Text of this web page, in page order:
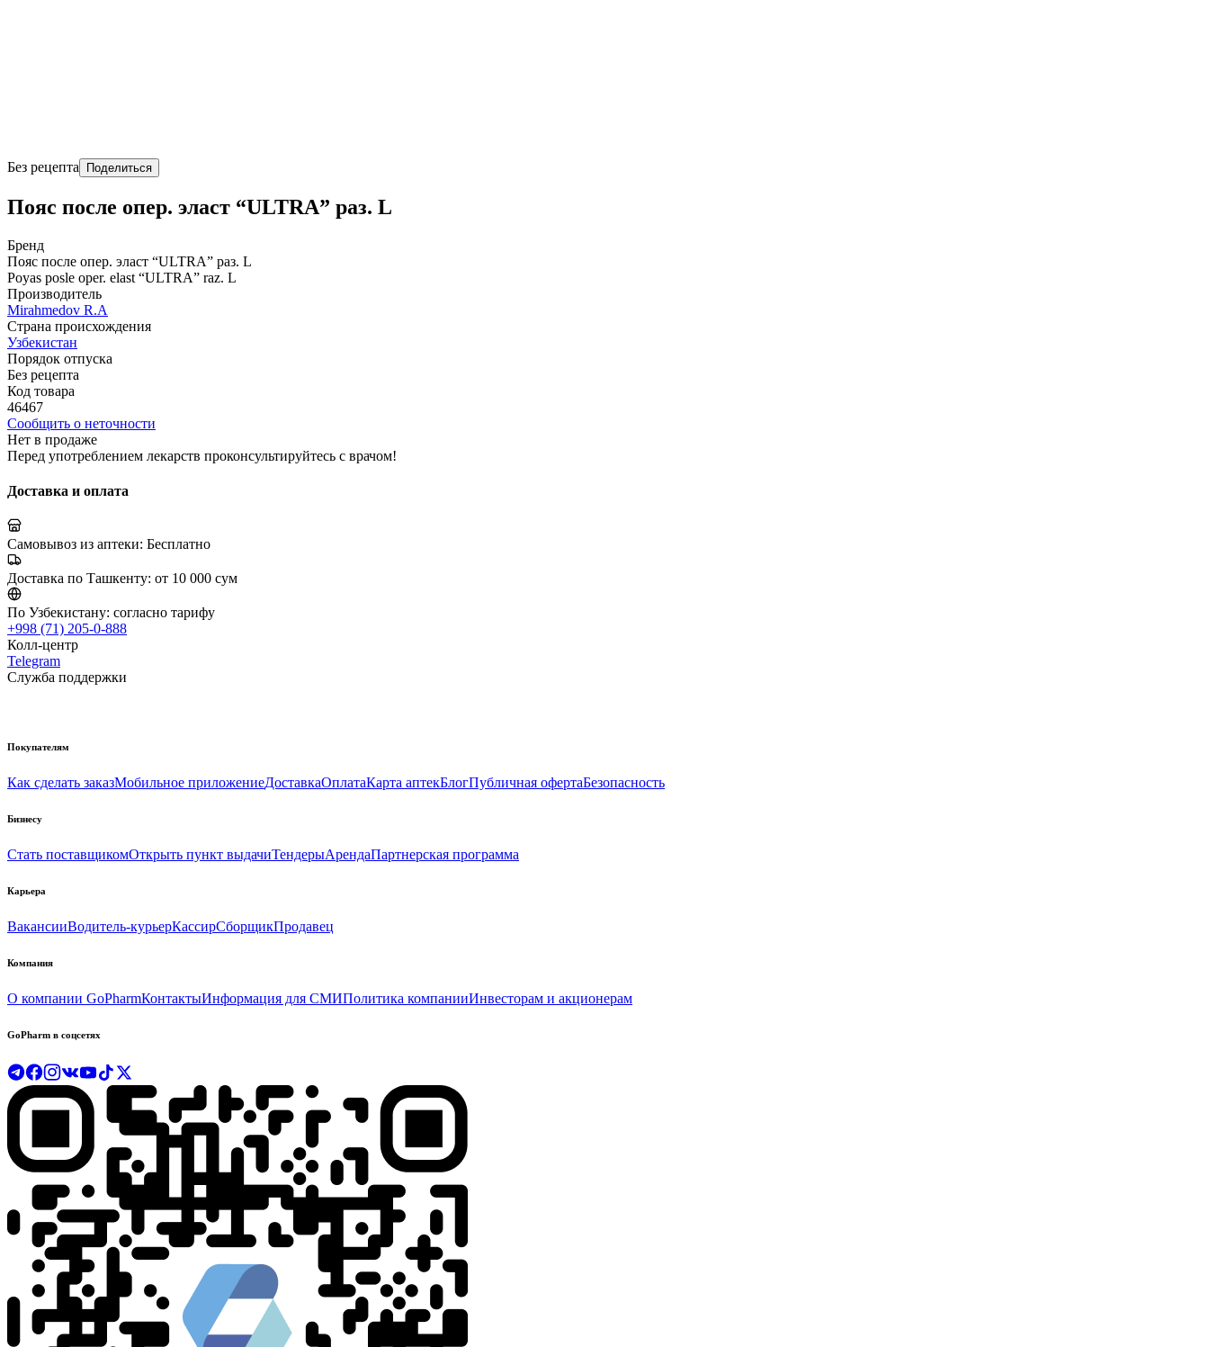
Без рецепта Поделиться
Пояс после опер. эласт “ULTRA” раз. L
Бренд
Пояс после опер. эласт “ULTRA” раз. L
Poyas posle oper. elast “ULTRA” raz. L
Производитель
Mirahmedov R.A
Страна происхождения
Узбекистан
Порядок отпуска
Без рецепта
Код товара
46467
Сообщить о неточности
Нет в продаже
Перед употреблением лекарств проконсультируйтесь с врачом!
Доставка и оплата
Самовывоз из аптеки: Бесплатно
Доставка по Ташкенту: от 10 000 сум
По Узбекистану: согласно тарифу
+998 (71) 205-0-888
Колл-центр
Telegram
Служба поддержки
Покупателям
Как сделать заказМобильное приложениеДоставкаОплатаКарта аптекБлогПубличная офертаБезопасность
Бизнесу
Стать поставщикомОткрыть пункт выдачиТендерыАрендаПартнерская программа
Карьера
ВакансииВодитель-курьерКассирСборщикПродавец
Компания
О компании GoPharmКонтактыИнформация для СМИПолитика компанииИнвесторам и акционерам
GoPharm в соцсетях